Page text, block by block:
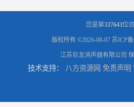
您是第337643位
版权所有 ©2026-08-07 苏ICP
江苏巨龙消声器有限公司
技术支持： 八方资源网 免责声明